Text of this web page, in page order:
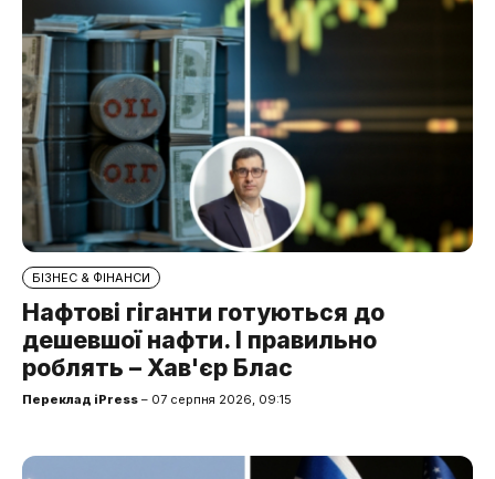
БІЗНЕС & ФІНАНСИ
Нафтові гіганти готуються до
дешевшої нафти. І правильно
роблять – Хав'єр Блас
Переклад iPress – 07 серпня 2026, 09:15